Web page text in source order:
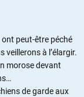
ont peut-être péché
veillerons à l’élargir.
morose devant
de garde aux